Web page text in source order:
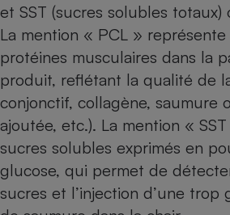
et SST (sucres solubles totaux)
La mention « PCL »
protéines musculaires dans la
produit, reflétant la qualité de
conjonctif, collagène, saumure
ajoutée, etc.). La mention «
sucres solubles exprimés en
glucose, qui permet de
sucres et l’injection d’une trop